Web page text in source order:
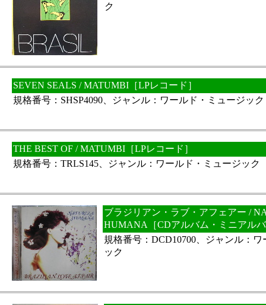
ク
SEVEN SEALS / MATUMBI［LPレコード］
規格番号：SHSP4090、ジャンル：ワールド・ミュージック
THE BEST OF / MATUMBI［LPレコード］
規格番号：TRLS145、ジャンル：ワールド・ミュージック
ブラジリアン・ラブ・アフェアー /
HUMANA［CDアルバム・ミニアル
規格番号：DCD10700、ジャンル：
ック